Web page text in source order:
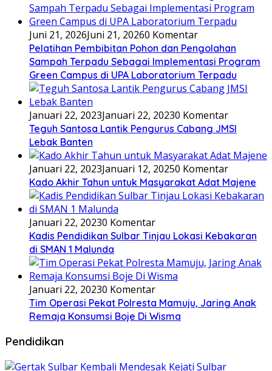
Juni 21, 2026Juni 21, 20260 Komentar
Pelatihan Pembibitan Pohon dan Pengolahan
Sampah Terpadu Sebagai Implementasi Program
Green Campus di UPA Laboratorium Terpadu
Januari 22, 2023Januari 22, 20230 Komentar
Teguh Santosa Lantik Pengurus Cabang JMSI
Lebak Banten
Januari 22, 2023Januari 12, 20250 Komentar
Kado Akhir Tahun untuk Masyarakat Adat Majene
Januari 22, 20230 Komentar
Kadis Pendidikan Sulbar Tinjau Lokasi Kebakaran
di SMAN 1 Malunda
Januari 22, 20230 Komentar
Tim Operasi Pekat Polresta Mamuju, Jaring Anak
Remaja Konsumsi Boje Di Wisma
Pendidikan